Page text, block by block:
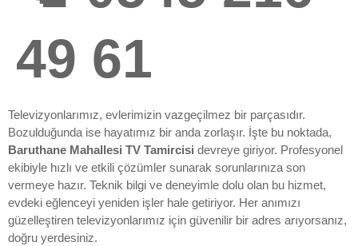
49 61
Televizyonlarımız, evlerimizin vazgeçilmez bir parçasıdır.
Bozulduğunda ise hayatımız bir anda zorlaşır. İşte bu noktada,
Baruthane Mahallesi TV Tamircisi devreye giriyor. Profesyonel
ekibiyle hızlı ve etkili çözümler sunarak sorunlarınıza son
vermeye hazır. Teknik bilgi ve deneyimle dolu olan bu hizmet,
evdeki eğlenceyi yeniden işler hale getiriyor. Her anımızı
güzelleştiren televizyonlarımız için güvenilir bir adres arıyorsanız,
doğru yerdesiniz.